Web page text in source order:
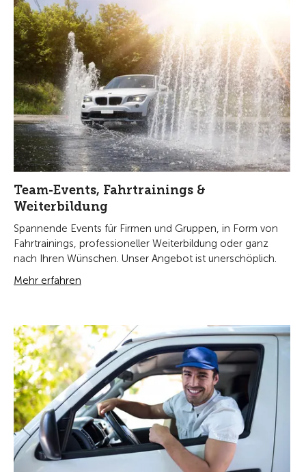
Team-Events, Fahrtrainings &
Weiterbildung
Spannende Events für Firmen und Gruppen, in Form von
Fahrtrainings, professioneller Weiterbildung oder ganz
nach Ihren Wünschen. Unser Angebot ist unerschöplich.
Mehr erfahren